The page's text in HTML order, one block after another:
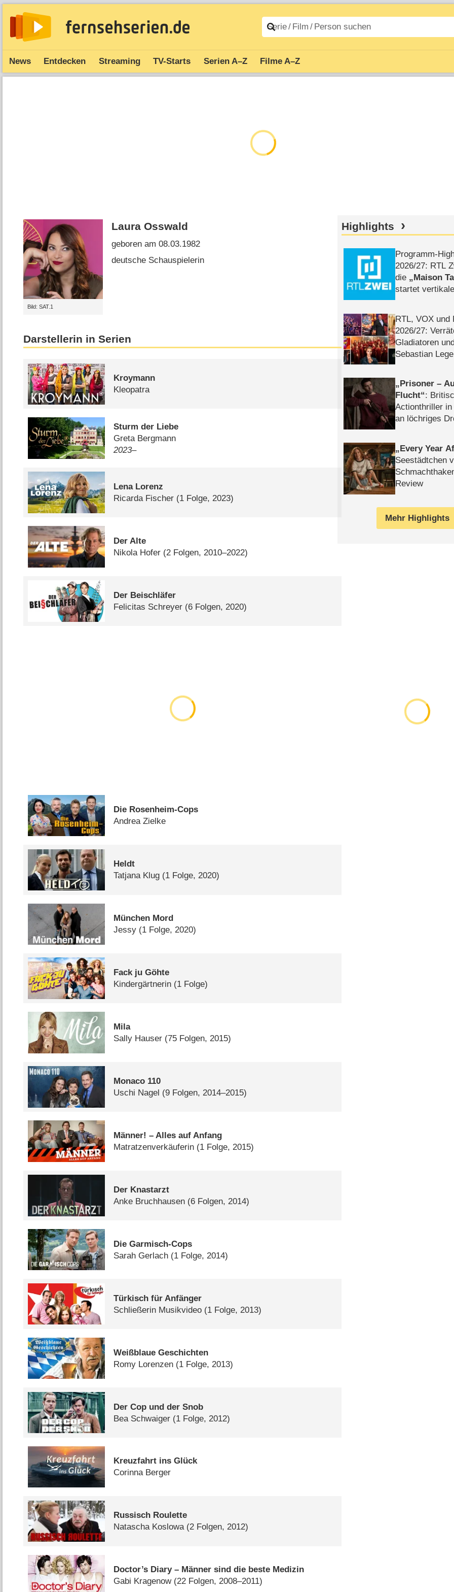
News Entdecken Streaming TV-Starts Serien A–Z Filme A–Z
Bild: SAT.1
Laura Osswald
geboren am 08.03.1982
deutsche Schauspielerin
Darstellerin in Serien
Kroymann
Kleopatra
Sturm der Liebe
Greta Bergmann
2023–
Lena Lorenz
Ricarda Fischer (1 Folge, 2023)
Der Alte
Nikola Hofer (2 Folgen, 2010–2022)
Der Beischläfer
Felicitas Schreyer (6 Folgen, 2020)
Die Rosenheim-Cops
Andrea Zielke
Heldt
Tatjana Klug (1 Folge, 2020)
München Mord
Jessy (1 Folge, 2020)
Fack ju Göhte
Kindergärtnerin (1 Folge)
Mila
Sally Hauser (75 Folgen, 2015)
Monaco 110
Uschi Nagel (9 Folgen, 2014–2015)
Männer! – Alles auf Anfang
Matratzenverkäuferin (1 Folge, 2015)
Der Knastarzt
Anke Bruchhausen (6 Folgen, 2014)
Die Garmisch-Cops
Sarah Gerlach (1 Folge, 2014)
Türkisch für Anfänger
Schließerin Musikvideo (1 Folge, 2013)
Weißblaue Geschichten
Romy Lorenzen (1 Folge, 2013)
Der Cop und der Snob
Bea Schwaiger (1 Folge, 2012)
Kreuzfahrt ins Glück
Corinna Berger
Russisch Roulette
Natascha Koslowa (2 Folgen, 2012)
Doctor’s Diary – Männer sind die beste Medizin
Gabi Kragenow (22 Folgen, 2008–2011)
Highlights
Programm-
2026/​27: RTL
die
Maison
startet
RTL, VOX und
2026/​27:
Gladiatoren
Sebastian Lege
Prisoner –
Flucht :
Actionthriller
an löchriges
Every Year
Seestädtchen
Review
Mehr Highlights